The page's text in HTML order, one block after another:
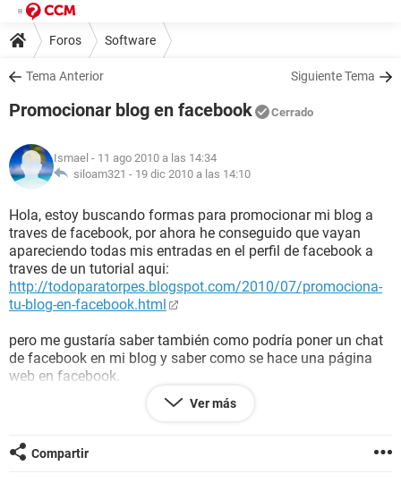
Foros Software
Tema Anterior Siguiente Tema
Promocionar blog en facebook Cerrado
Ismael - 11 ago 2010 a las 14:34
siloam321 - 19 dic 2010 a las 14:10
Hola, estoy buscando formas para promocionar mi blog a
traves de facebook, por ahora he conseguido que vayan
apareciendo todas mis entradas en el perfil de facebook a
traves de un tutorial aqui:
http://todoparatorpes.blogspot.com/2010/07/promociona-
tu-blog-en-facebook.html
pero me gustaría saber también como podría poner un chat
de facebook en mi blog y saber como se hace una página
web en facebook.
Muchas gracias de antemano, Ismael
Ver más
Compartir